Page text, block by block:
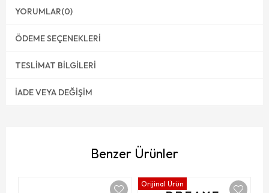
YORUMLAR(0)
ÖDEME SEÇENEKLERI
TESLIMAT BILGILERI
İADE VEYA DEĞIŞIM
Benzer Ürünler
Orijinal Ürün